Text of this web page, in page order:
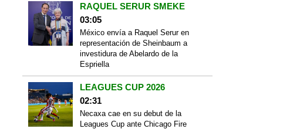
RAQUEL SERUR SMEKE
03:05
México envía a Raquel Serur en
representación de Sheinbaum a
investidura de Abelardo de la
Espriella
LEAGUES CUP 2026
02:31
Necaxa cae en su debut de la
Leagues Cup ante Chicago Fire